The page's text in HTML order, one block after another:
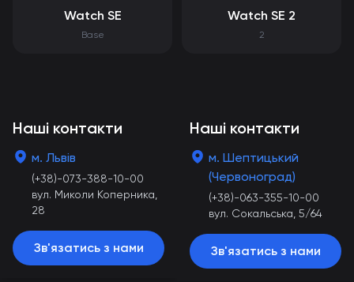
Watch SE
Base
Watch SE 2
2
Наші контакти
м. Львів
(+38)-073-388-10-00
вул. Миколи Коперника,
28
Зв'язатись з нами
Наші контакти
м. Шептицький
(Червоноград)
(+38)-063-355-10-00
вул. Сокальська, 5/64
Зв'язатись з нами